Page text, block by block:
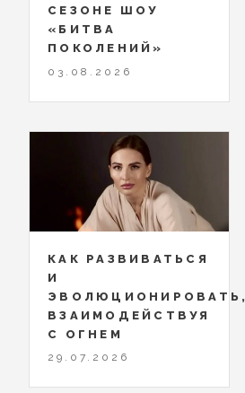
СЕЗОНЕ ШОУ
«БИТВА
ПОКОЛЕНИЙ»
03.08.2026
КАК РАЗВИВАТЬСЯ
И
ЭВОЛЮЦИОНИРОВАТЬ,
ВЗАИМОДЕЙСТВУЯ
С ОГНЕМ
29.07.2026